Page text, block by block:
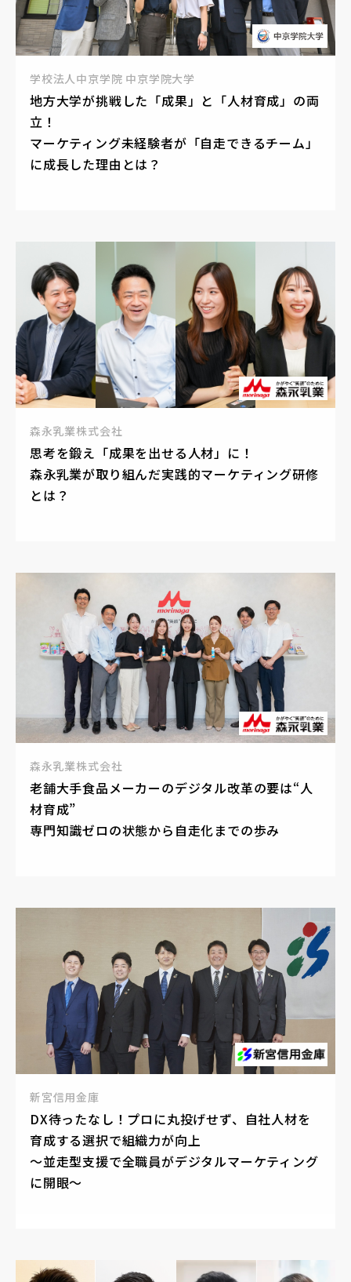
学校法人中京学院 中京学院大学
地方大学が挑戦した「成果」と「人材育成」の両
立！
マーケティング未経験者が「自走できるチーム」
に成長した理由とは？
森永乳業株式会社
思考を鍛え「成果を出せる人材」に！
森永乳業が取り組んだ実践的マーケティング研修
とは？
森永乳業株式会社
老舗大手食品メーカーのデジタル改革の要は“人
材育成”
専門知識ゼロの状態から自走化までの歩み
新宮信用金庫
DX待ったなし！プロに丸投げせず、自社人材を
育成する選択で組織力が向上
～並走型支援で全職員がデジタルマーケティング
に開眼～